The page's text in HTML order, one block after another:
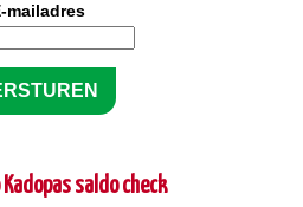
mailadres
Kadopas saldo check